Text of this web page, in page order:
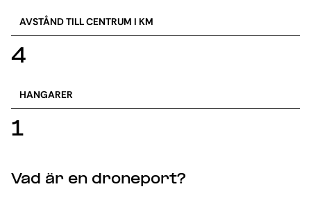
AVSTÅND TILL CENTRUM I KM
4
HANGARER
1
Vad är en droneport?